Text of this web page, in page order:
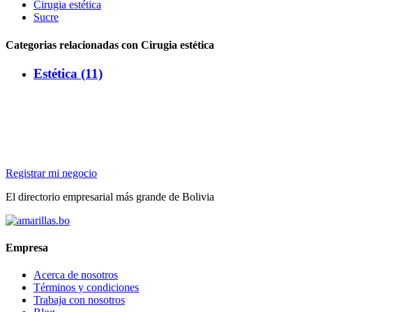
Cirugia estética
Sucre
Categorias relacionadas con Cirugia estética
Estética (11)
Registrar mi negocio
El directorio empresarial más grande de Bolivia
Empresa
Acerca de nosotros
Términos y condiciones
Trabaja con nosotros